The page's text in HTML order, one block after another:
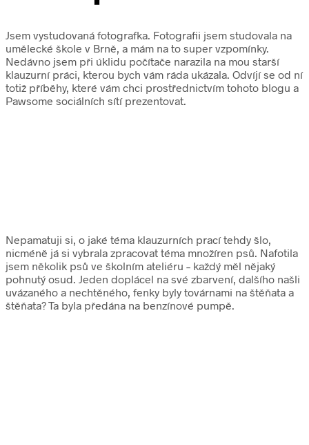
Jsem vystudovaná fotografka. Fotografii jsem studovala na
umělecké škole v Brně, a mám na to super vzpomínky.
Nedávno jsem při úklidu počítače narazila na mou starší
klauzurní práci, kterou bych vám ráda ukázala. Odvíjí se od ní
totiž příběhy, které vám chci prostřednictvím tohoto blogu a
Pawsome sociálních sítí prezentovat.
Nepamatuji si, o jaké téma klauzurních prací tehdy šlo,
nicméně já si vybrala zpracovat téma množíren psů. Nafotila
jsem několik psů ve školním ateliéru – každý měl nějaký
pohnutý osud. Jeden doplácel na své zbarvení, dalšího našli
uvázaného a nechtěného, fenky byly továrnami na štěňata a
štěňata? Ta byla předána na benzínové pumpě.